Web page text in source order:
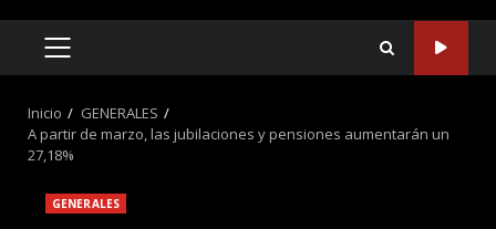
MENÚ
Inicio
GENERALES
A partir de marzo, las jubilaciones y pensiones aumentarán un
27,18%
GENERALES